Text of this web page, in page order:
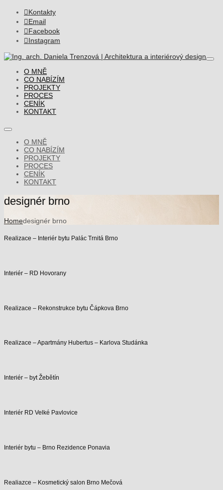
Kontakty
Email
Facebook
Instagram
O MNĚ
CO NABÍZÍM
PROJEKTY
PROCES
CENÍK
KONTAKT
O MNĚ
CO NABÍZÍM
PROJEKTY
PROCES
CENÍK
KONTAKT
designér brno
Homedesignér brno
Realizace – Interiér bytu Palác Trnitá Brno
Interiér – RD Hovorany
Realizace – Rekonstrukce bytu Čápkova Brno
Realizace – Apartmány Hubertus – Karlova Studánka
Interiér – byt Žebětín
Interiér RD Velké Pavlovice
Interiér bytu – Brno Rezidence Ponavia
Realiazce – Kosmetický salon Brno Mečová